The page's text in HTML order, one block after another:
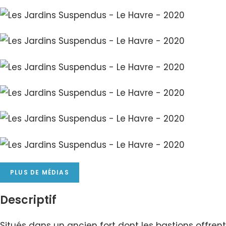
PLUS DE MÉDIAS
Descriptif